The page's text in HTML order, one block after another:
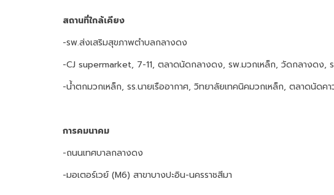
สถานที่ใกล้เคียง
-รพ.ส่งเสริมสุขภาพตำบลกลางดง
-CJ supermarket, 7-11, ตลาดนัดกลางดง, รพ.มวกเหล็ก, วัดกลางดง,
-น้ำตกมวกเหล็ก, รร.นายเรืออากาศ, วิทยาลัยเทคนิคมวกเหล็ก, ตลาดนัดค
การคมนาคม
-ถนนเทศบาลกลางดง
-มอเตอร์เวย์ (M6) สาขาบางปะอิน-นครราชสีมา